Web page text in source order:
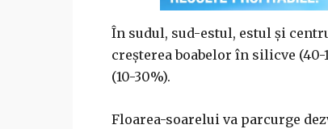
În sudul, sud-estul, estul şi
creşterea boabelor în silicve
(10-30%).
Floarea-soarelui va parcurge